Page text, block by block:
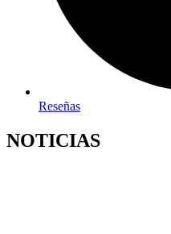
Reseñas
NOTICIAS